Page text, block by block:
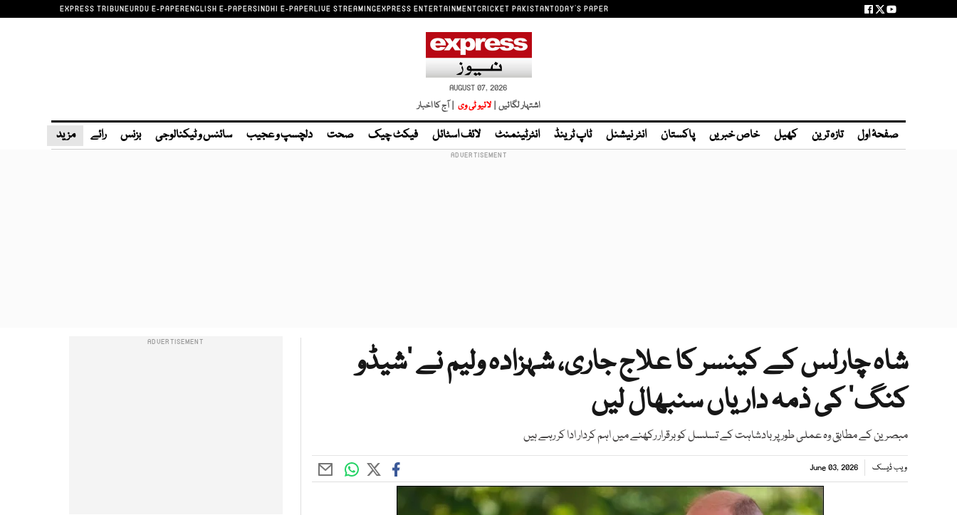
EXPRESS TRIBUNEURDU E-PAPERENGLISH E-PAPERSINDHI E-PAPERLIVE STREAMINGEXPRESS ENTERTAINMENTCRICKET PAKISTANTODAY'S PAPER
AUGUST 07, 2026
اشتہار لگائیں | لائیو ٹی وی | آج کا اخبار
صفحۂ اول تازہ ترین کھیل خاص خبریں پاکستان انٹر نیشنل ٹاپ ٹرینڈ انٹرٹینمنٹ لائف اسٹائل فیکٹ چیک صحت دلچسپ و عجیب سائنس و ٹیکنالوجی بزنس رائے مزید
شاہ چارلس کے کینسر کا علاج جاری، شہزادہ ولیم نے ’شیڈو
کنگ‘ کی ذمہ داریاں سنبھال لیں
مبصرین کے مطابق وہ عملی طور پر بادشاہت کے تسلسل کو برقرار رکھنے میں اہم کردار ادا کر رہے ہیں
ویب ڈیسک June 03, 2026